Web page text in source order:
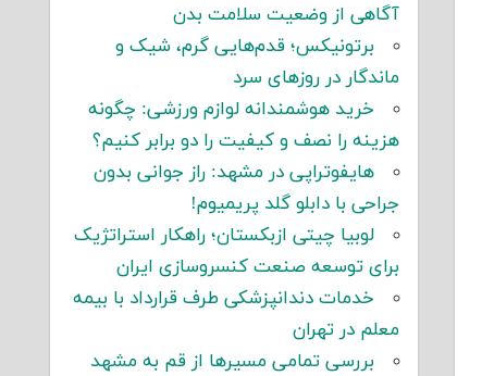
آگاهی از وضعیت سلامت بدن
برتونیکس؛ قدم‌هایی گرم، شیک و
ماندگار در روزهای سرد
خرید هوشمندانه لوازم ورزشی: چگونه
هزینه را نصف و کیفیت را دو برابر کنیم؟
هایفوتراپی در مشهد: راز جوانی بدون
جراحی با دابلو گلد پریمیوم!
لوبیا چیتی ازبکستان؛ راهکار استراتژیک
برای توسعه صنعت کنسروسازی ایران
خدمات دندانپزشکی طرف قرارداد با بیمه
معلم در تهران
بررسی تمامی مسیرها از قم به مشهد